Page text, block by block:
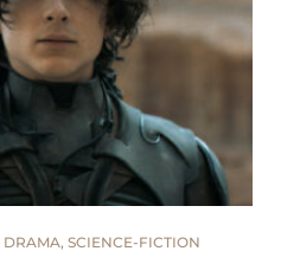
DRAMA, SCIENCE-FICTION